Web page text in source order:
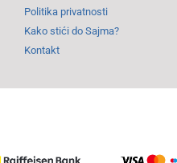
Politika privatnosti
Kako stići do Sajma?
Kontakt